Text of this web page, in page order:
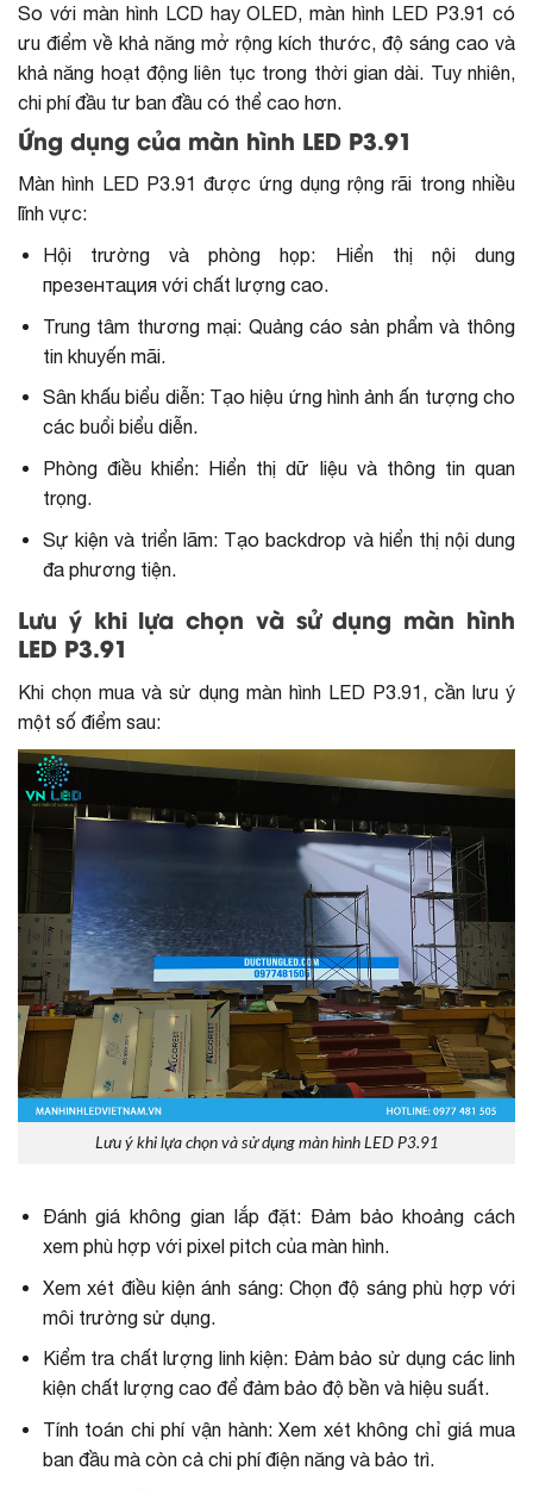
So với màn hình LCD hay OLED, màn hình LED P3.91 có
ưu điểm về khả năng mở rộng kích thước, độ sáng cao và
khả năng hoạt động liên tục trong thời gian dài. Tuy nhiên,
chi phí đầu tư ban đầu có thể cao hơn.
Ứng dụng của màn hình LED P3.91
Màn hình LED P3.91 được ứng dụng rộng rãi trong nhiều
lĩnh vực:
Hội trường và phòng họp: Hiển thị nội dung
презентация với chất lượng cao.
Trung tâm thương mại: Quảng cáo sản phẩm và thông
tin khuyến mãi.
Sân khấu biểu diễn: Tạo hiệu ứng hình ảnh ấn tượng cho
các buổi biểu diễn.
Phòng điều khiển: Hiển thị dữ liệu và thông tin quan
trọng.
Sự kiện và triển lãm: Tạo backdrop và hiển thị nội dung
đa phương tiện.
Lưu ý khi lựa chọn và sử dụng màn hình
LED P3.91
Khi chọn mua và sử dụng màn hình LED P3.91, cần lưu ý
một số điểm sau:
Lưu ý khi lựa chọn và sử dụng màn hình LED P3.91
Đánh giá không gian lắp đặt: Đảm bảo khoảng cách
xem phù hợp với pixel pitch của màn hình.
Xem xét điều kiện ánh sáng: Chọn độ sáng phù hợp với
môi trường sử dụng.
Kiểm tra chất lượng linh kiện: Đảm bảo sử dụng các linh
kiện chất lượng cao để đảm bảo độ bền và hiệu suất.
Tính toán chi phí vận hành: Xem xét không chỉ giá mua
ban đầu mà còn cả chi phí điện năng và bảo trì.